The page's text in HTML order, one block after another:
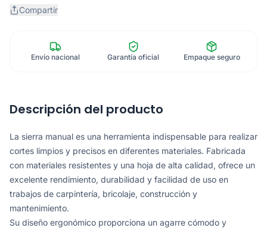
Compartir
Envío nacional Garantía oficial Empaque seguro
Descripción del producto
La sierra manual es una herramienta indispensable para realizar
cortes limpios y precisos en diferentes materiales. Fabricada
con materiales resistentes y una hoja de alta calidad, ofrece un
excelente rendimiento, durabilidad y facilidad de uso en
trabajos de carpintería, bricolaje, construcción y
mantenimiento.
Su diseño ergonómico proporciona un agarre cómodo y